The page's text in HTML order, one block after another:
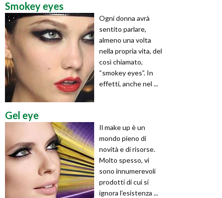
Smokey eyes
Ogni donna avrà
sentito parlare,
almeno una volta
nella propria vita, del
così chiamato,
“smokey eyes”. In
effetti, anche nel ...
Gel eye
Il make up è un
mondo pieno di
novità e di risorse.
Molto spesso, vi
sono innumerevoli
prodotti di cui si
ignora l’esistenza ...